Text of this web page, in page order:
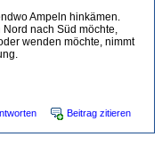
Ampeln hinkämen.
nach Süd möchte,
wenden möchte, nimmt
Beitrag zitieren